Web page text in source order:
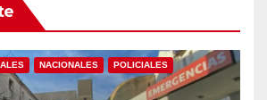
NACIONALES POLICIALES